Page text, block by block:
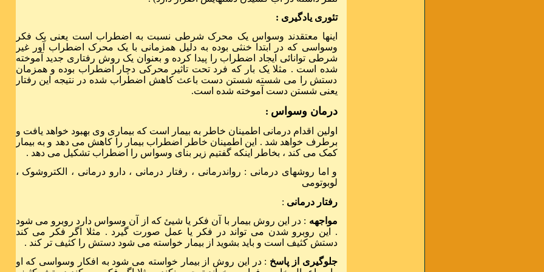
تئوری یادگیری :
اینها معتقدند وسواس یک محرک شرطی نسبت به اضطراب است یعنی یک فکر
وسواسی که در ابتدا خنثی بوده به دلیل همزمانی با یک محرک اضطراب آور غیر
شرطی توانائی ایجاد اضطراب را پیدا کرده و بعنوان یک روش رفتاری جدید آموخته
شده است . مثلا یک بار که فرد تحت تاثیر محرکی دچار اضطراب بوده و همزمان
دستش را می شسته شستن دست باعث کاهش اضطراب شده در نتیجه این رفتار
یعنی شستن دست آموخته شده است.
درمان وسواس :
اولین اقدام درمانی اطمینان خاطر به بیمار است که بیماری وی بهبود خواهد یافت و
برطرف خواهد شد . این اطمینان خاطر اضطراب بیمار را کاهش می دهد و به بیمار
کمک می کند ، بخاطر اینکه گفتیم زیر بنای وسواس را اضطراب تشکیل می دهد .
و اما روشهای درمانی : رواندرمانی ، رفتار درمانی ، دارو درمانی ، الکتروشوک ،
لوبوتومی
رفتار درمانی :
مواجهه : در این روش بیمار با آن فکر یا شیئ که از آن وسواس دارد روبرو می شود
. این روبرو شدن می تواند در فکر یا عمل صورت گیرد . مثلا اگر فکر می کند
دستش کثیف است و باید بشوید از بیمار خواسته می شود دستش را کثیف تر کند .
جلوگیری از پاسخ : در این روش از بیمار خواسته می شود به افکار وسواسی که او